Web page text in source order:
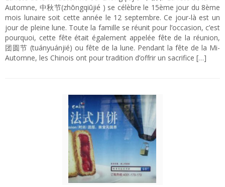
Automne, 中秋节(zhōngqiūjié ) se célèbre le 15ème jour du 8ème
mois lunaire soit cette année le 12 septembre. Ce jour-là est un
jour de pleine lune. Toute la famille se réunit pour l’occasion, c’est
pourquoi, cette fête était également appelée fête de la réunion,
团圆节 (tuányuánjié) ou fête de la lune. Pendant la fête de la Mi-
Automne, les Chinois ont pour tradition d’offrir un sacrifice […]